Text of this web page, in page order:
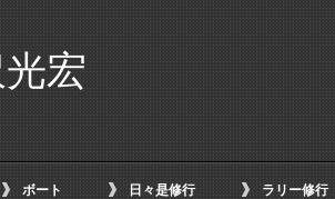
宏
ボート 日々是修行 ラリー修行